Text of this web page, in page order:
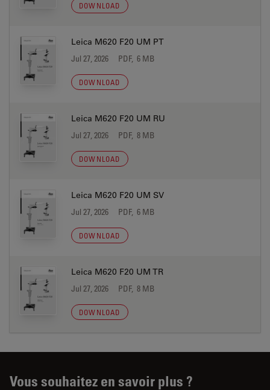
DOWNLOAD
Leica M620 F20 UM PT
Jul 27, 2026 PDF, 6 MB
DOWNLOAD
Leica M620 F20 UM RU
Jul 27, 2026 PDF, 8 MB
DOWNLOAD
Leica M620 F20 UM SV
Jul 27, 2026 PDF, 6 MB
DOWNLOAD
Leica M620 F20 UM TR
Jul 27, 2026 PDF, 8 MB
DOWNLOAD
Vous souhaitez en savoir plus ?